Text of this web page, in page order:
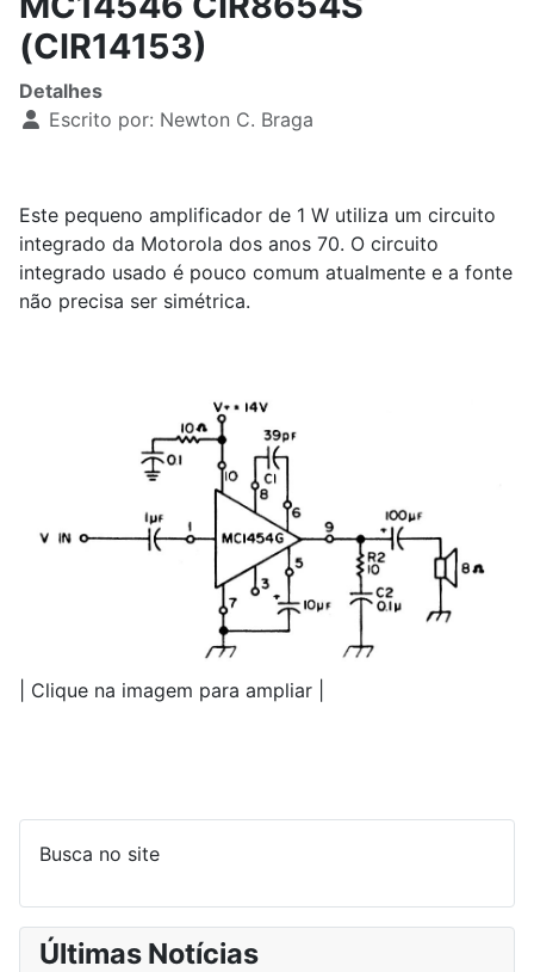
(CIR14153)
Detalhes
Escrito por: Newton C. Braga
Este pequeno amplificador de 1 W utiliza um circuito
integrado da Motorola dos anos 70. O circuito
integrado usado é pouco comum atualmente e a fonte
não precisa ser simétrica.
| Clique na imagem para ampliar |
Busca no site
Últimas Notícias